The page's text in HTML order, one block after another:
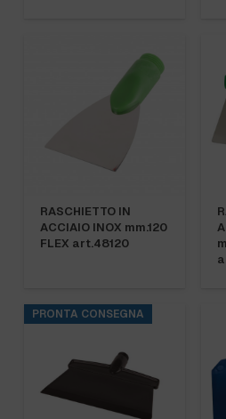
RASCHIETTO IN
ACCIAIO INOX mm.120
FLEX art.48120
PRONTA CONSEGNA